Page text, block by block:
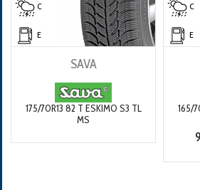
C
E
SAVA
175/70R13 82 T ESKIMO S3 TL
MS
C
E
165/